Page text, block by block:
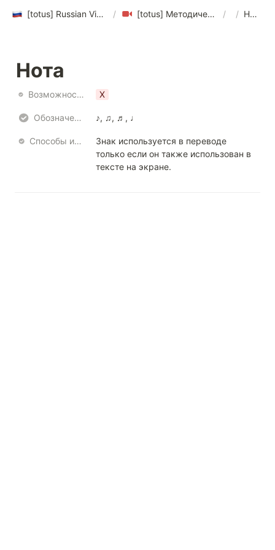
[totus] Russian Video Translation Style Guide / [totus] Методическое пособие по переводу видео на русский язык ver 1.0 / / Нота
Нота
Возможность использования X
Обозначение ♪, ♫, ♬, ♩
Способы использования
Знак используется в переводе
только если он также использован в
тексте на экране.